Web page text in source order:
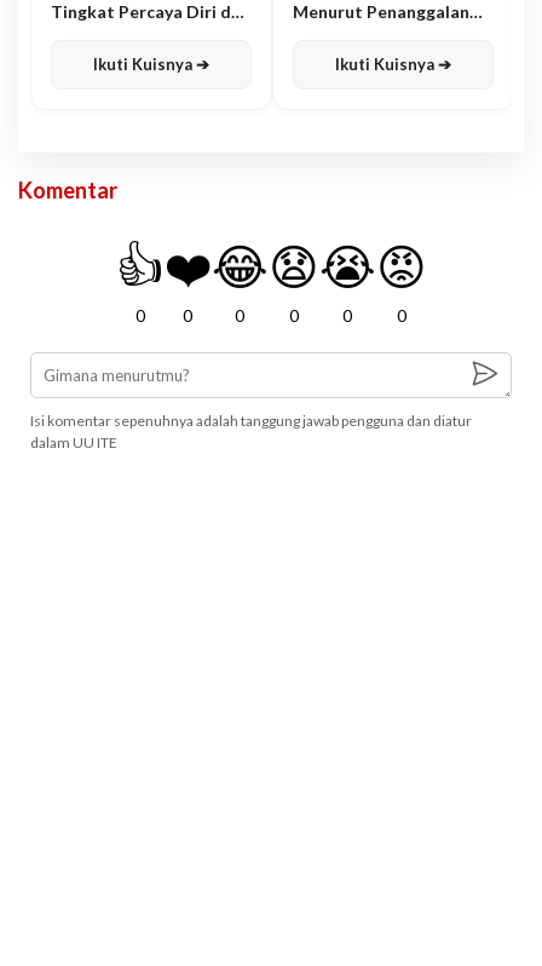
Tingkat Percaya Diri dan
Ikuti Kuisnya ➔
Menurut Penanggalan
Ikuti Kuisnya ➔
Komentar
👍
0
❤️
0
😂
0
😧
0
😭
0
😡
0
Isi komentar sepenuhnya adalah tanggung jawab pengguna dan diatur
dalam UU ITE